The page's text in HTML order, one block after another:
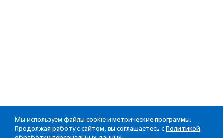
Мы используем файлы cookie и метрические программы.
Продолжая работу с сайтом, вы соглашаетесь с Политикой